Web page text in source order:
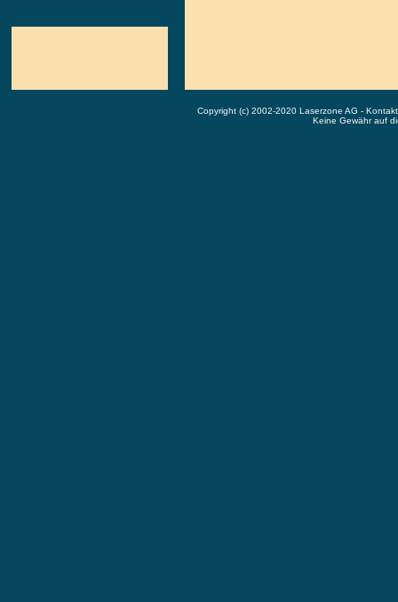
Copyright (c) 2002-2020 Laserzone AG -
Keine Gewähr auf